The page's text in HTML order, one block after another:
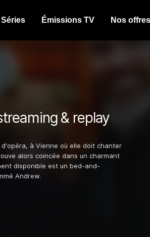
Séries Émissions TV Nos offres
& replay
à Vienne où elle doit chanter
alors coincée dans un charmant
disponible est un bed-and-
Andrew.